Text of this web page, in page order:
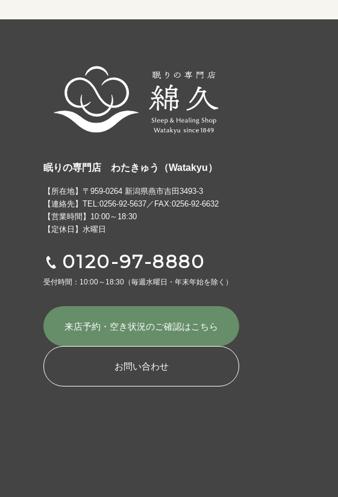
眠りの専門店 わたきゅう（Watakyu）
【所在地】〒959-0264 新潟県燕市吉田3493-3
【連絡先】TEL:0256-92-5637／FAX:0256-92-6632
【営業時間】10:00～18:30
【定休日】水曜日
0120-97-8880
受付時間：10:00～18:30 （毎週水曜日・年末年始を除く）
来店予約・空き状況のご確認はこちら
お問い合わせ